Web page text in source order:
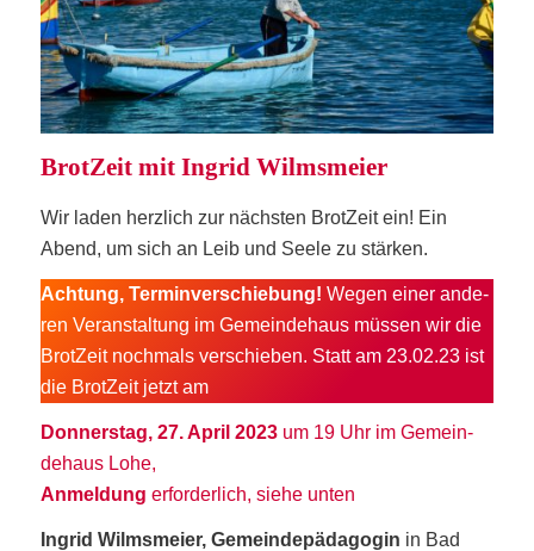
Brot­Zeit mit Ingrid Wilmsmeier
Wir laden herz­lich zur nächs­ten Brot­Zeit ein! Ein
Abend, um sich an Leib und See­le zu stärken.
Ach­tung, Ter­min­ver­schie­bung!Wegen einer ande­
ren Ver­an­stal­tung im Gemein­de­haus müs­sen wir die
Brot­Zeit noch­mals ver­schie­ben. Stattam 23.02.23 ist
die Brot­Zeit jetzt am
Don­ners­tag, 27. April 2023 um 19 Uhr im Gemein­
de­haus Lohe,
Anmel­dung erfor­der­lich, sie­he unten
Ingrid Wilmsmei­er, Gemein­de­päd­ago­gin in Bad